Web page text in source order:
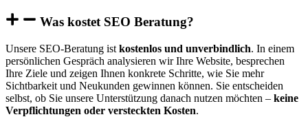
Was kostet SEO Beratung?
Unsere SEO-Beratung ist kostenlos und unverbindlich. In einem
persönlichen Gespräch analysieren wir Ihre Website, besprechen
Ihre Ziele und zeigen Ihnen konkrete Schritte, wie Sie mehr
Sichtbarkeit und Neukunden gewinnen können. Sie entscheiden
selbst, ob Sie unsere Unterstützung danach nutzen möchten – keine
Verpflichtungen oder versteckten Kosten.